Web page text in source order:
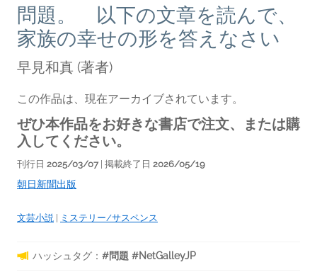
問題。 以下の文章を読んで、
家族の幸せの形を答えなさい
早見和真 (著者)
この作品は、現在アーカイブされています。
ぜひ本作品をお好きな書店で注文、または購
入してください。
刊行日 2025/03/07| 掲載終了日 2026/05/19
朝日新聞出版
文芸小説 ミステリー/サスペンス
ハッシュタグ： #問題 #NetGalleyJP